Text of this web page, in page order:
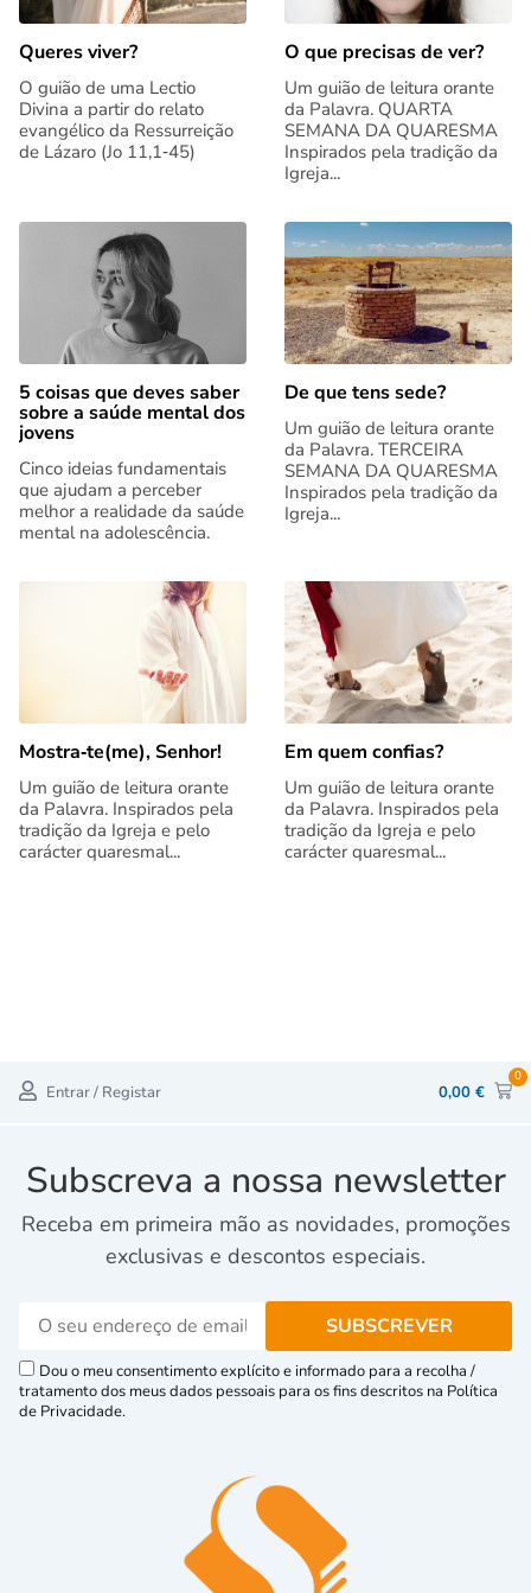
Queres viver?
O guião de uma Lectio
Divina a partir do relato
evangélico da Ressurreição
de Lázaro (Jo 11,1‑45)
O que precisas de ver?
Um guião de leitura orante
da Palavra. QUARTA
SEMANA DA QUARESMA
Inspirados pela tradição da
Igreja...
5 coisas que deves saber
sobre a saúde mental dos
jovens
Cinco ideias fundamentais
que ajudam a perceber
melhor a realidade da saúde
mental na adolescência.
De que tens sede?
Um guião de leitura orante
da Palavra. TERCEIRA
SEMANA DA QUARESMA
Inspirados pela tradição da
Igreja...
Mostra‑te(me), Senhor!
Um guião de leitura orante
da Palavra. Inspirados pela
tradição da Igreja e pelo
carácter quaresmal...
Em quem confias?
Um guião de leitura orante
da Palavra. Inspirados pela
tradição da Igreja e pelo
carácter quaresmal...
Entrar / Registar 0,00 €
0
Subscreva a nossa newsletter
Receba em primeira mão as novidades, promoções
exclusivas e descontos especiais.
Dou o meu consentimento explícito e informado para a recolha /
tratamento dos meus dados pessoais para os fins descritos na Política
de Privacidade.